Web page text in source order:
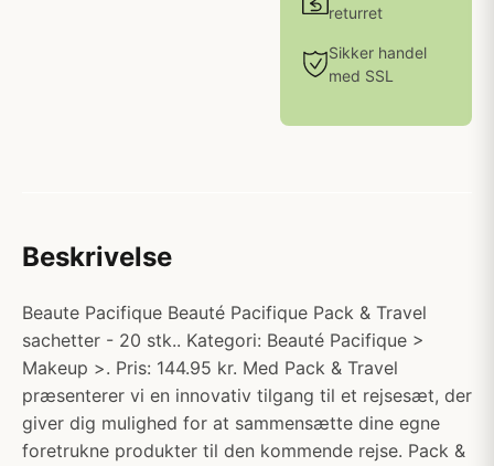
returret
Sikker handel
med SSL
Beskrivelse
Beaute Pacifique Beauté Pacifique Pack & Travel
sachetter - 20 stk.. Kategori: Beauté Pacifique >
Makeup >. Pris: 144.95 kr. Med Pack & Travel
præsenterer vi en innovativ tilgang til et rejsesæt, der
giver dig mulighed for at sammensætte dine egne
foretrukne produkter til den kommende rejse. Pack &